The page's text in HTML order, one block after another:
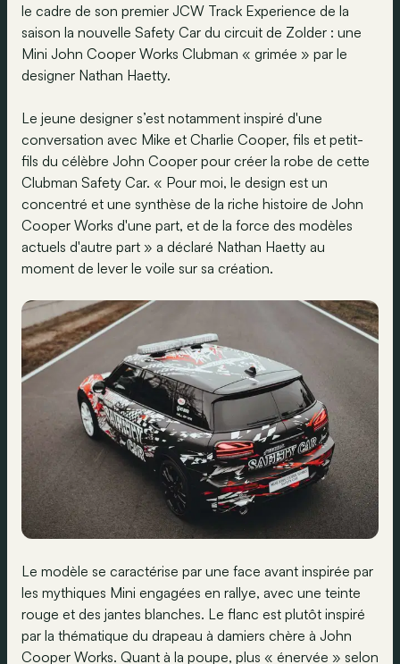
le cadre de son premier JCW Track Experience de la
saison la nouvelle Safety Car du circuit de Zolder : une
Mini John Cooper Works Clubman « grimée » par le
designer Nathan Haetty.
Le jeune designer s’est notamment inspiré d'une
conversation avec Mike et Charlie Cooper, fils et petit-
fils du célèbre John Cooper pour créer la robe de cette
Clubman Safety Car. « Pour moi, le design est un
concentré et une synthèse de la riche histoire de John
Cooper Works d'une part, et de la force des modèles
actuels d'autre part » a déclaré Nathan Haetty au
moment de lever le voile sur sa création.
Le modèle se caractérise par une face avant inspirée par
les mythiques Mini engagées en rallye, avec une teinte
rouge et des jantes blanches. Le flanc est plutôt inspiré
par la thématique du drapeau à damiers chère à John
Cooper Works. Quant à la poupe, plus « énervée » selon